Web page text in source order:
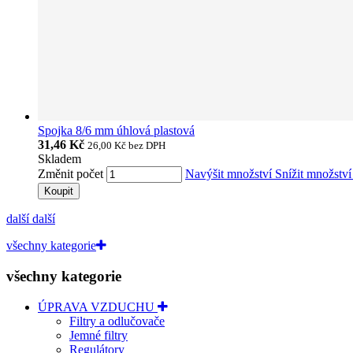
Spojka 8/6 mm úhlová plastová
31,46 Kč 26,00 Kč bez DPH
Skladem
Změnit počet
Navýšit množství Snížit
Koupit
další další
všechny kategorie
všechny kategorie
ÚPRAVA VZDUCHU
Filtry a odlučovače
Jemné filtry
Regulátory